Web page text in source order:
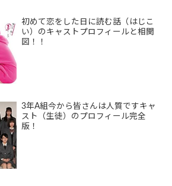
初めて恋をした日に読む話（はじこ
い）のキャストプロフィールと相関
図！！
3年A組今から皆さんは人質ですキャ
スト（生徒）のプロフィール完全
版！